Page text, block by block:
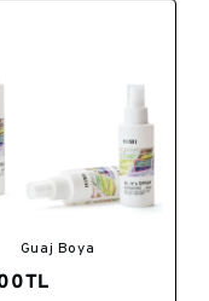
Guaj Boya